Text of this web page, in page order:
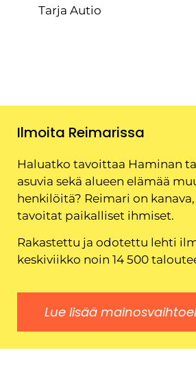
Tarja Autio
Ilmoita Reimarissa
Haluatko tavoittaa Haminan
asuvia sekä alueen elämää
henkilöitä? Reimari on
tavoitat paikalliset ihmiset.
Rakastettu ja odotettu lehti
keskiviikko noin 14 500
Lue lisää